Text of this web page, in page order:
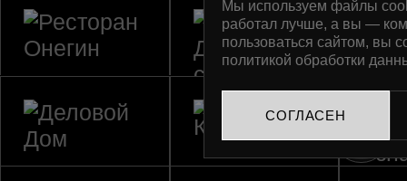
Мы используем файлы
работал лучше, а вы —
пользоваться сайтом, вы
политикой обработки
СОГЛАСЕН